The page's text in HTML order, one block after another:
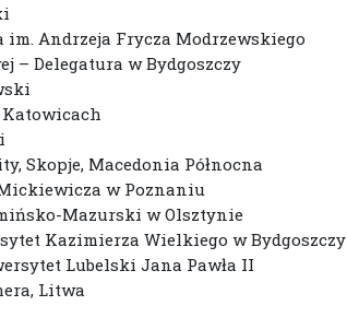
im. Andrzeja Frycza Modrzewskiego
– Delegatura w Bydgoszczy
Katowicach
Skopje, Macedonia Północna
w Poznaniu
Mazurski w Olsztynie
Kazimierza Wielkiego w Bydgoszczy
Lubelski Jana Pawła II
Litwa